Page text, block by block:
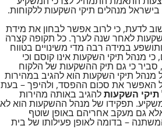
בישראל מנהלים תיקי השקעות ללקוחות.
לדעת, כי לרוב אפשר לבחון את מידת
לאחר שנה לערך. כל תקופה קצרה
במידה רבה מדי משינויים בטווח
מנהל תיקי השקעות אינו קוסם וכי
סביר כי גם תיק ההשקעות של הלקוח
מנהל תיקי השקעות הוא להגיב במהירות
האפשר את סכום ההפסד, ולהיפך – בעת
השקעותלהגיב באותה מהירות
תפקידו של מנהל ההשקעות הוא לא
גם מעקב אחריהם באופן שוטף
– בדומה לאופן פעילותו של בית